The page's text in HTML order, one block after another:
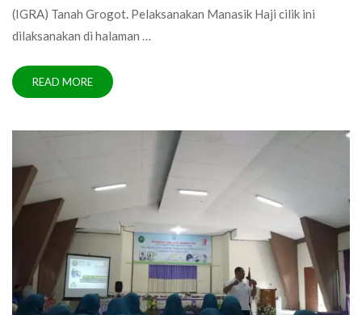
(IGRA) Tanah Grogot. Pelaksanakan Manasik Haji cilik ini
dilaksanakan di halaman …
READ MORE